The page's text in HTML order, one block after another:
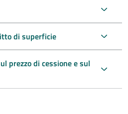
di superficie
prezzo di cessione e sul